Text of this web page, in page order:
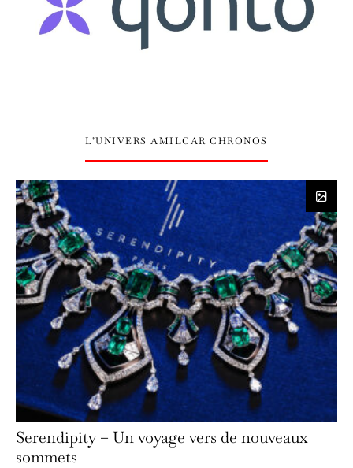
L’UNIVERS AMILCAR CHRONOS
Serendipity – Un voyage vers de nouveaux
sommets